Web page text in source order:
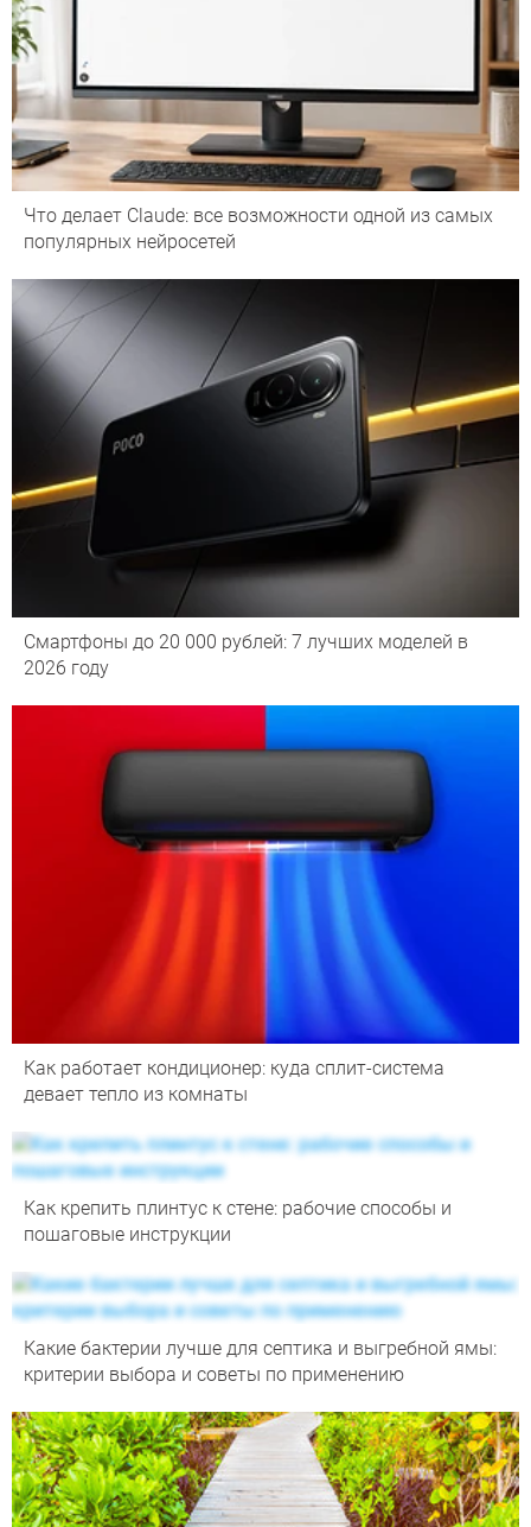
Что делает Сlaude: все возможности одной из самых
популярных нейросетей
Смартфоны до 20 000 рублей: 7 лучших моделей в
2026 году
Как работает кондиционер: куда сплит-система
девает тепло из комнаты
Как крепить плинтус к стене: рабочие способы и
пошаговые инструкции
Какие бактерии лучше для септика и выгребной ямы:
критерии выбора и советы по применению